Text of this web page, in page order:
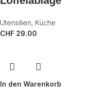
Utensilien, Küche
CHF 29.00
In den Warenkorb